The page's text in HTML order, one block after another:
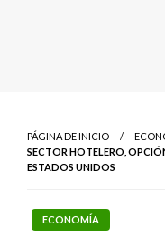
PÁGINA DE INICIO
SECTOR HOTELERO,
ESTADOS UNIDOS
ECONOMÍA